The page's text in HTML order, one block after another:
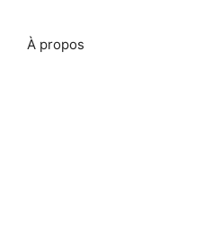
À propos